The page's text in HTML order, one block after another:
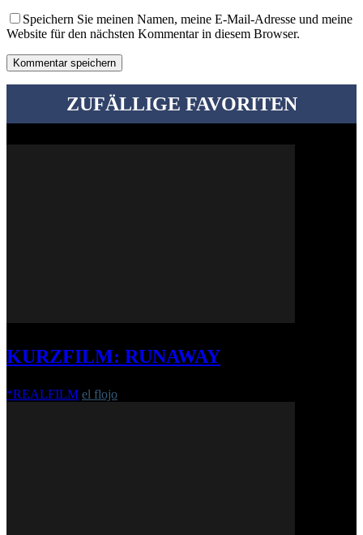
Speichern Sie meinen Namen, meine E-Mail-Adresse und meine
Website für den nächsten Kommentar in diesem Browser.
ZUFÄLLIGE FAVORITEN
KURZFILM: RUNAWAY
*REALFILM el flojo